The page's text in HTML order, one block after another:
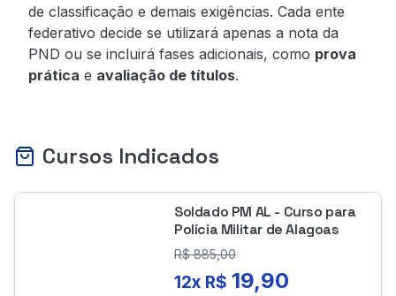
de classificação e demais exigências. Cada ente
federativo decide se utilizará apenas a nota da
PND ou se incluirá fases adicionais, como prova
prática e avaliação de títulos.
Cursos Indicados
Soldado PM AL - Curso para
Polícia Militar de Alagoas
R$885,00
12x R$ 19,90